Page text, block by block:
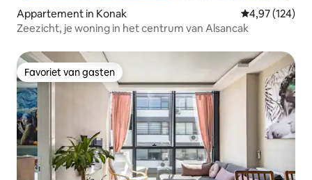
Appartement in Konak Gemiddelde
4,97 (124)
Zeezicht, je woning in het centrum van Alsancak
Favoriet van gasten
Favoriet van gasten